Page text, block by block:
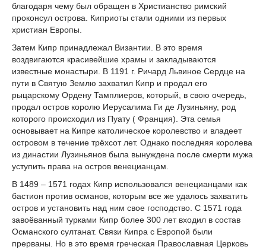
благодаря чему был обращен в Христианство римский
проконсул острова. Киприоты стали одними из первых
христиан Европы.
Затем Кипр принадлежал Византии. В это время
воздвигаются красивейшие храмы и закладываются
известные монастыри. В 1191 г. Ричард Львиное Сердце на
пути в Святую Землю захватил Кипр и продал его
рыцарскому Ордену Тамплиеров, который, в свою очередь,
продал остров королю Иерусалима Ги де Лузиньяну, род
которого происходил из Пуату ( Франция). Эта семья
основывает на Кипре католическое королевство и владеет
островом в течение трёхсот лет. Однако последняя королева
из династии Лузиньянов была вынуждена после смерти мужа
уступить права на остров венецианцам.
В 1489 – 1571 годах Кипр использовался венецианцами как
бастион против османов, которым все же удалось захватить
остров и установить над ним свое господство. C 1571 года
завоёванный турками Кипр более 300 лет входил в состав
Османского султанат. Связи Кипра с Европой были
прерваны. Но в это время греческая Православная Церковь